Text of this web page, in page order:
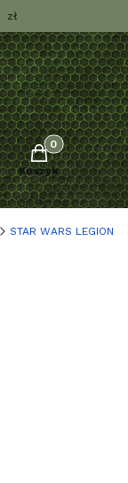
zł
Produkty w
Koszyk
STAR WARS LEGION